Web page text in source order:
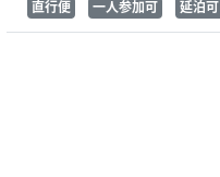
直行便 一人参加可 延泊可